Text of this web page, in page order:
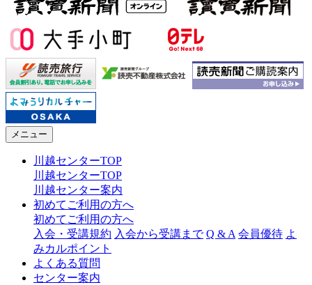
メニュー
川越センターTOP
川越センターTOP
川越センター案内
初めてご利用の方へ
初めてご利用の方へ
入会・受講規約 入会から受講まで Q & A 会員優待 よ
みカルポイント
よくある質問
センター案内